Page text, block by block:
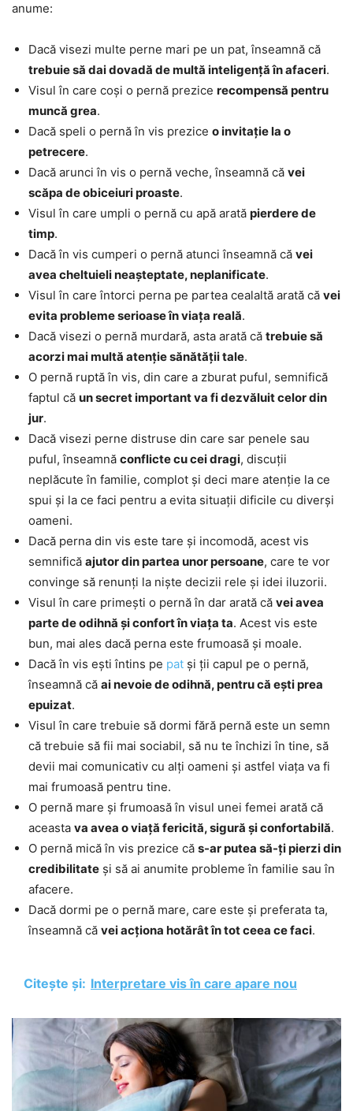
anume:
Dacă visezi multe perne mari pe un pat, înseamnă că
trebuie să dai dovadă de multă inteligență în afaceri.
Visul în care coși o pernă prezice recompensă pentru
muncă grea.
Dacă speli o pernă în vis prezice o invitație la o
petrecere.
Dacă arunci în vis o pernă veche, înseamnă că vei
scăpa de obiceiuri proaste.
Visul în care umpli o pernă cu apă arată pierdere de
timp.
Dacă în vis cumperi o pernă atunci înseamnă că vei
avea cheltuieli neașteptate, neplanificate.
Visul în care întorci perna pe partea cealaltă arată că vei
evita probleme serioase în viața reală.
Dacă visezi o pernă murdară, asta arată că trebuie să
acorzi mai multă atenție sănătății tale.
O pernă ruptă în vis, din care a zburat puful, semnifică
faptul că un secret important va fi dezvăluit celor din
jur.
Dacă visezi perne distruse din care sar penele sau
puful, înseamnă conflicte cu cei dragi, discuții
neplăcute în familie, complot și deci mare atenție la ce
spui și la ce faci pentru a evita situații dificile cu diverși
oameni.
Dacă perna din vis este tare și incomodă, acest vis
semnifică ajutor din partea unor persoane, care te vor
convinge să renunți la niște decizii rele și idei iluzorii.
Visul în care primești o pernă în dar arată că vei avea
parte de odihnă și confort în viața ta. Acest vis este
bun, mai ales dacă perna este frumoasă și moale.
Dacă în vis ești întins pe pat și ții capul pe o pernă,
înseamnă că ai nevoie de odihnă, pentru că ești prea
epuizat.
Visul în care trebuie să dormi fără pernă este un semn
că trebuie să fii mai sociabil, să nu te închizi în tine, să
devii mai comunicativ cu alți oameni și astfel viața va fi
mai frumoasă pentru tine.
O pernă mare și frumoasă în visul unei femei arată că
aceasta va avea o viață fericită, sigură și confortabilă.
O pernă mică în vis prezice că s-ar putea să-ți pierzi din
credibilitate și să ai anumite probleme în familie sau în
afacere.
Dacă dormi pe o pernă mare, care este și preferata ta,
înseamnă că vei acționa hotărât în tot ceea ce faci.
Citește și: Interpretare vis în care apare nou